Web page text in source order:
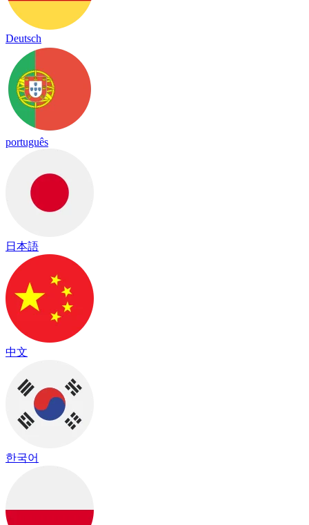
Deutsch
português
日本語
中文
한국어